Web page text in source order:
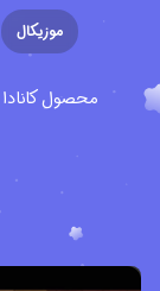
موزیکال
محصول کانادا - ۲۰۱۲ - بدون